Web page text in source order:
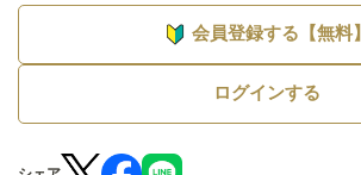
会員登録する【無料】
ログインする